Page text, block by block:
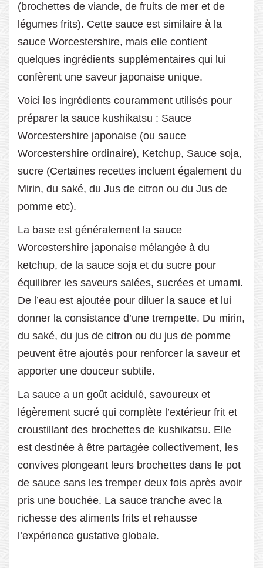
(brochettes de viande, de fruits de mer et de
légumes frits). Cette sauce est similaire à la
sauce Worcestershire, mais elle contient
quelques ingrédients supplémentaires qui lui
confèrent une saveur japonaise unique.
Voici les ingrédients couramment utilisés pour
préparer la sauce kushikatsu : Sauce
Worcestershire japonaise (ou sauce
Worcestershire ordinaire), Ketchup, Sauce soja,
sucre (Certaines recettes incluent également du
Mirin, du saké, du Jus de citron ou du Jus de
pomme etc).
La base est généralement la sauce
Worcestershire japonaise mélangée à du
ketchup, de la sauce soja et du sucre pour
équilibrer les saveurs salées, sucrées et umami.
De l’eau est ajoutée pour diluer la sauce et lui
donner la consistance d’une trempette. Du mirin,
du saké, du jus de citron ou du jus de pomme
peuvent être ajoutés pour renforcer la saveur et
apporter une douceur subtile.
La sauce a un goût acidulé, savoureux et
légèrement sucré qui complète l’extérieur frit et
croustillant des brochettes de kushikatsu. Elle
est destinée à être partagée collectivement, les
convives plongeant leurs brochettes dans le pot
de sauce sans les tremper deux fois après avoir
pris une bouchée. La sauce tranche avec la
richesse des aliments frits et rehausse
l’expérience gustative globale.